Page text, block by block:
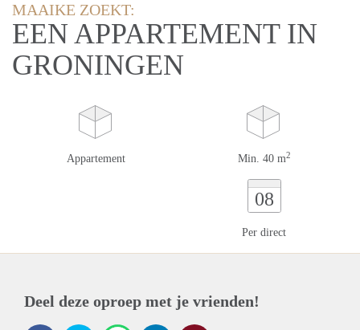
MAAIKE ZOEKT:
EEN APPARTEMENT IN
GRONINGEN
Appartement Min. 40 m2
08
Per direct
Deel deze oproep met je vrienden!